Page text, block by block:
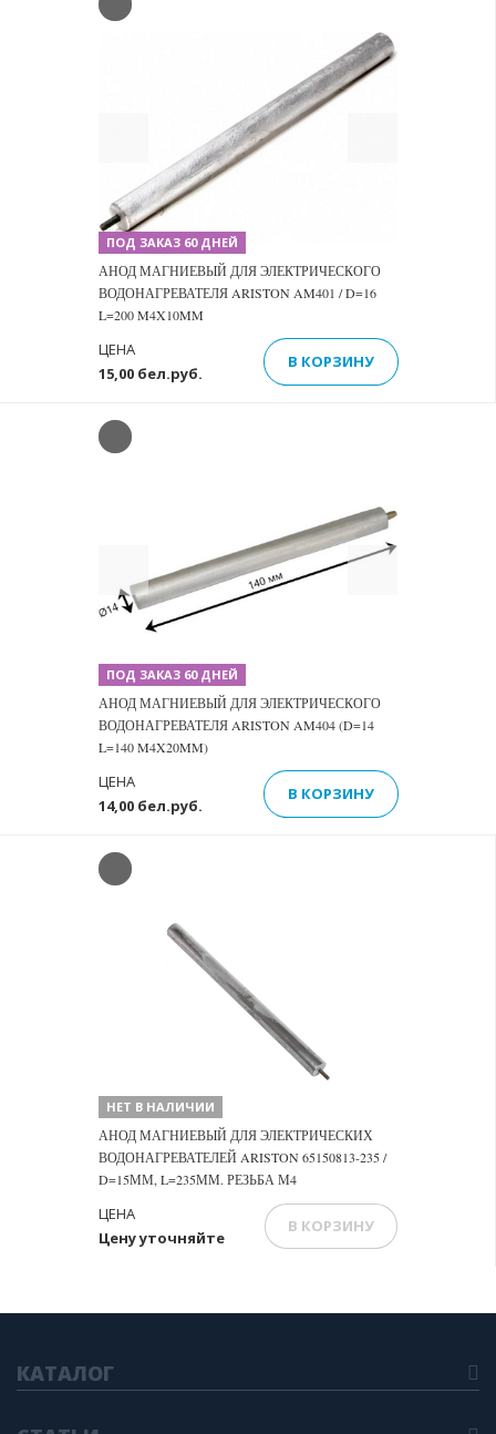
ПОД ЗАКАЗ 60 ДНЕЙ
АНОД МАГНИЕВЫЙ ДЛЯ ЭЛЕКТРИЧЕСКОГО
ВОДОНАГРЕВАТЕЛЯ ARISTON AM401 / D=16
L=200 M4X10MM
15,00 бел.руб.
ЦЕНА
В КОРЗИНУ
Previous Next
ПОД ЗАКАЗ 60 ДНЕЙ
АНОД МАГНИЕВЫЙ ДЛЯ ЭЛЕКТРИЧЕСКОГО
ВОДОНАГРЕВАТЕЛЯ ARISTON AM404 (D=14
L=140 M4X20MM)
14,00 бел.руб.
ЦЕНА
В КОРЗИНУ
НЕТ В НАЛИЧИИ
АНОД МАГНИЕВЫЙ ДЛЯ ЭЛЕКТРИЧЕСКИХ
ВОДОНАГРЕВАТЕЛЕЙ ARISTON 65150813-235 /
D=15ММ, L=235ММ. РЕЗЬБА М4
Цену уточняйте
ЦЕНА
В КОРЗИНУ
КАТАЛОГ